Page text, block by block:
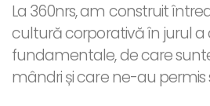
La 360nrs, am construit
cultură corporativă în jurul a
fundamentale, de care
mândri și care ne-au permis